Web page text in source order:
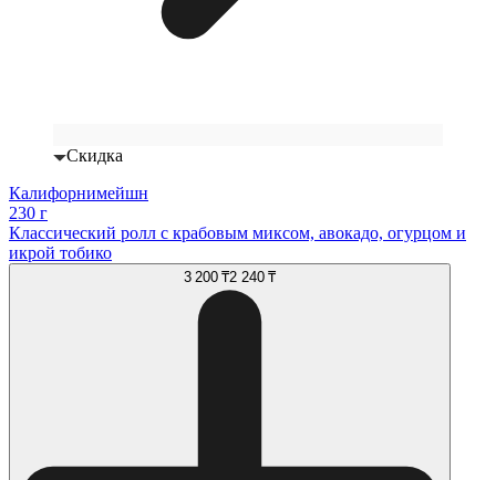
Скидка
Калифорнимейшн
230 г
Классический ролл с крабовым миксом, авокадо, огурцом и
икрой тобико
3 200 ₸2 240 ₸